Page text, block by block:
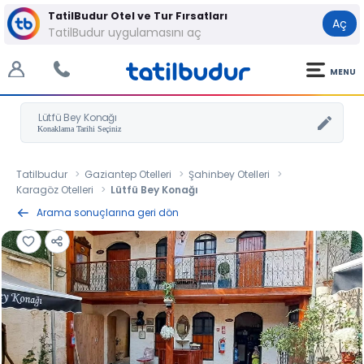
TatilBudur Otel ve Tur Fırsatları
TatilBudur uygulamasını aç
Aç
MENU
Lütfü Bey Konağı
Tatilbudur Gaziantep Otelleri
Şahinbey Otelleri
Karagöz Otelleri
Lütfü Bey Konağı
Arama sonuçlarına geri dön